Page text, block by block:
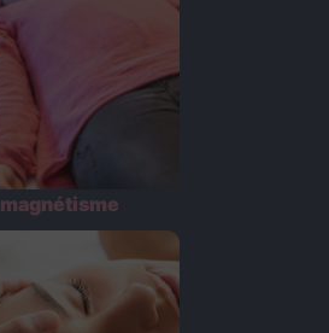
magnétisme